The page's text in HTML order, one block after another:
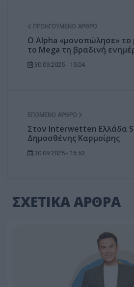
ΠΡΟΗΓΟΎΜΕΝΟ ΆΡΘΡΟ
Ο Alpha «μονοπώλησε» το
το Mega τη βραδινή
30.09.2025 - 15:04
ΕΠΌΜΕΝΟ ΆΡΘΡΟ
Στον Interwetten Ελλάδα
Δημοσθένης Καρμοίρης
30.09.2025 - 16:53
ΣΧΕΤΙΚΑ ΑΡΘΡΑ